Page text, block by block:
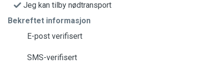
Jeg kan tilby nødtransport
Bekreftet informasjon
E-post verifisert
SMS-verifisert